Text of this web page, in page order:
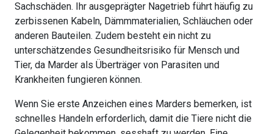
Sachschäden. Ihr ausgeprägter Nagetrieb führt häufig zu
zerbissenen Kabeln, Dämmmaterialien, Schläuchen oder
anderen Bauteilen. Zudem besteht ein nicht zu
unterschätzendes Gesundheitsrisiko für Mensch und
Tier, da Marder als Überträger von Parasiten und
Krankheiten fungieren können.
Wenn Sie erste Anzeichen eines Marders bemerken, ist
schnelles Handeln erforderlich, damit die Tiere nicht die